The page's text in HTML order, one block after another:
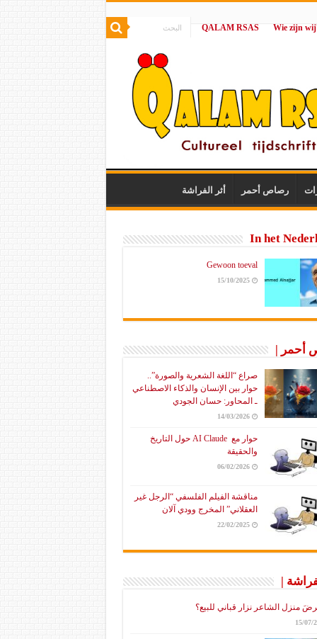
|
QALAM RSAS
رصاص أحمر أثر الفراشة
In het
Gewoon toeval
15/10/2025
أحمر |
صراع “اللغة الشعرية والصورة”..
حوار بين الإنسان والذكاء الاصطناعي
ـ المحاور: حسان الجودي
14/03/2026
حوار مع AI Claude حول التاريخ
والحقيقة
06/02/2026
مناقشة الفيلم الفلسفي “الرجل غير
العقلاني” المخرج وودي آلان
22/02/2025
|
منزل الشاعر نزار قباني للبيع؟
15/07/